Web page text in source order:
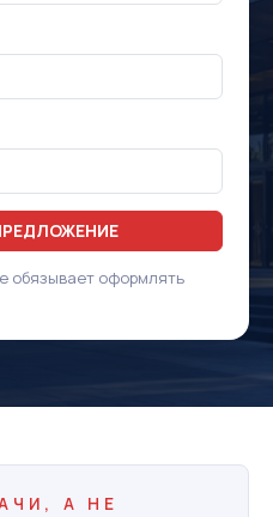
обязывает оформлять
А НЕ